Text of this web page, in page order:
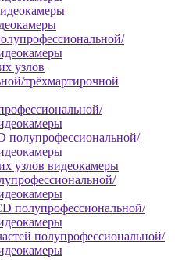
узлов
трёхмартирочной
полупрофессиональной/
узлов видеокамеры
полупрофессиональной/
полупрофессиональной/